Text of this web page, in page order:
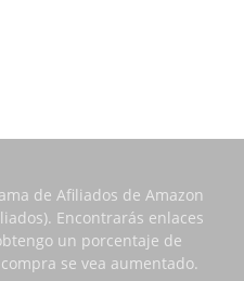
de Afiliados de Amazon
Encontrarás enlaces
un porcentaje de
se vea aumentado.